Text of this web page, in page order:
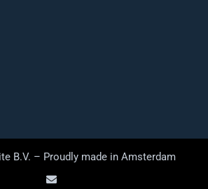
B.V. – Proudly made in Amsterdam